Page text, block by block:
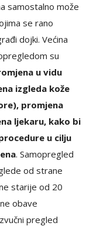
samostalno može
se rano
dojki. Većina
su
u vidu
izgleda kože
promjena
ljekaru, kako bi
u cilju
. Samopregled
od strane
starije od 20
obave
pregled